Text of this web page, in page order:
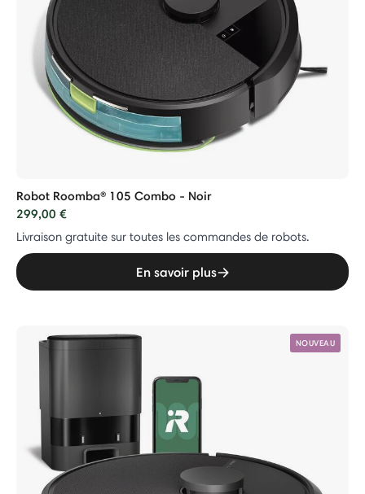
Robot Roomba® 105 Combo - Noir
299,00 €
Livraison gratuite sur toutes les commandes de robots.
En savoir plus
NOUVEAU